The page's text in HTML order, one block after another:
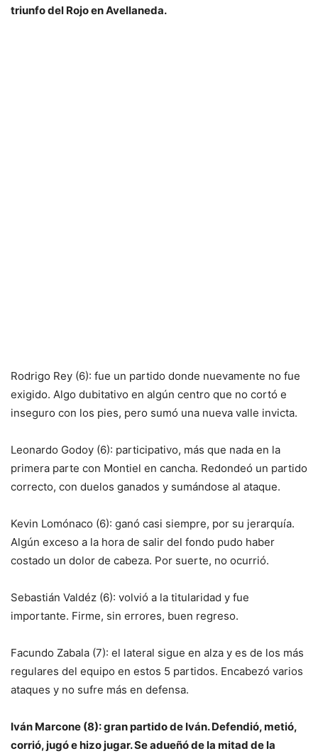
triunfo del Rojo en Avellaneda.
Rodrigo Rey (6): fue un partido donde nuevamente no fue
exigido. Algo dubitativo en algún centro que no cortó e
inseguro con los pies, pero sumó una nueva valle invicta.
Leonardo Godoy (6): participativo, más que nada en la
primera parte con Montiel en cancha. Redondeó un partido
correcto, con duelos ganados y sumándose al ataque.
Kevin Lomónaco (6): ganó casi siempre, por su jerarquía.
Algún exceso a la hora de salir del fondo pudo haber
costado un dolor de cabeza. Por suerte, no ocurrió.
Sebastián Valdéz (6): volvió a la titularidad y fue
importante. Firme, sin errores, buen regreso.
Facundo Zabala (7): el lateral sigue en alza y es de los más
regulares del equipo en estos 5 partidos. Encabezó varios
ataques y no sufre más en defensa.
Iván Marcone (8): gran partido de Iván. Defendió, metió,
corrió, jugó e hizo jugar. Se adueñó de la mitad de la